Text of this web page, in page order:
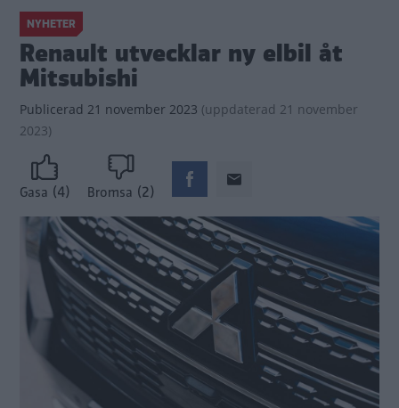
NYHETER
Renault utvecklar ny elbil åt
Mitsubishi
Publicerad 21 november 2023 (uppdaterad 21 november
2023)
Gasa (4) Bromsa (2)